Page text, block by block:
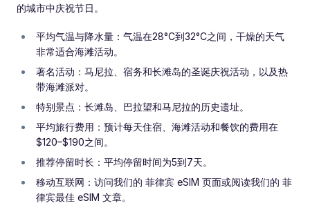
的城市中庆祝节日。
平均气温与降水量：气温在28°C到32°C之间，干燥的天气
非常适合海滩活动。
著名活动：马尼拉、宿务和长滩岛的圣诞庆祝活动，以及热
带海滩派对。
特别景点：长滩岛、巴拉望和马尼拉的历史遗址。
平均旅行费用：预计每天住宿、海滩活动和餐饮的费用在
$120–$190之间。
推荐停留时长：平均停留时间为5到7天。
移动互联网：访问我们的 菲律宾 eSIM 页面或阅读我们的 菲
律宾最佳 eSIM 文章。